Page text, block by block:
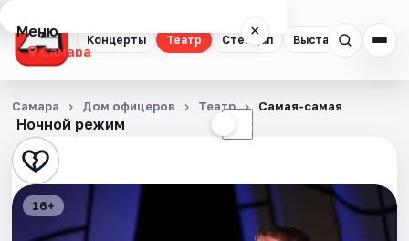
Концерты Театр Стендап Выставки
Меню ×
Самара
Концерты
Театр
Стендап
Выставки
Ночной режим ☾
Самара Дом офицеров Театр Самая-самая
16+